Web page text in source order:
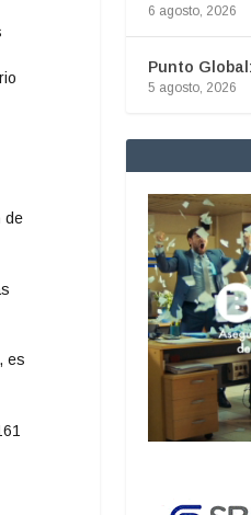
de
es
6 agosto, 2026
Punto
5 agosto, 2026